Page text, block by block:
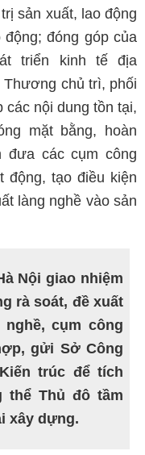
sản xuất, lao động
đóng góp của
triển kinh tế địa
chủ trì, phối
nội dung tồn tại,
mặt bằng, hoàn
đưa các cụm công
động, tạo điều kiện
làng nghề vào sản
Nội giao nhiệm
rà soát, đề xuất
cụm công
gửi Sở Công
trúc để tích
thể Thủ đô tầm
xây dựng.